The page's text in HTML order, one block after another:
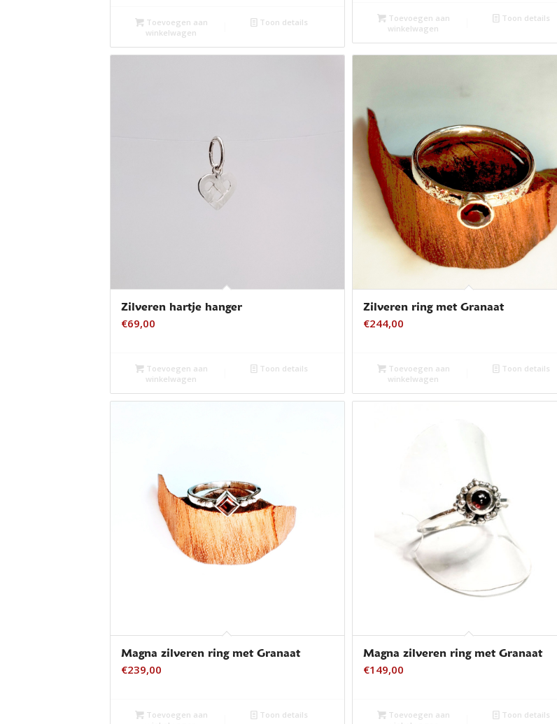
Toevoegen aan
winkelwagen
Toon details
Toevoegen aan
winkelwagen
Toon details
Zilveren hartje hanger
€69,00
Toevoegen aan
winkelwagen
Toon details
Zilveren ring met Granaat
€244,00
Toevoegen aan
winkelwagen
Toon details
Magna zilveren ring met Granaat
€239,00
Toevoegen aan
Toon details
Magna zilveren ring met Granaat
€149,00
Toevoegen aan
Toon details